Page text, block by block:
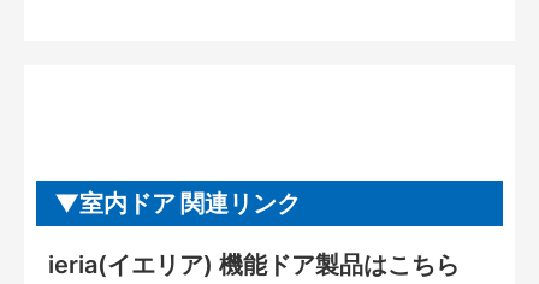
室内ドア 関連リンク
ieria(イエリア) 機能ドア製品はこちら